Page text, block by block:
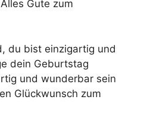
Gute zum
du bist einzigartig und
dein Geburtstag
und wunderbar sein
Glückwunsch zum